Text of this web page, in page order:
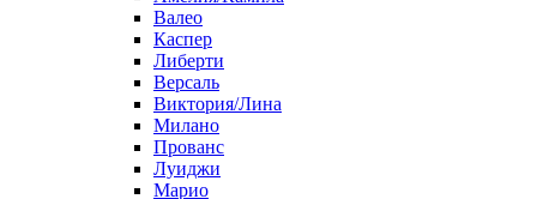
Валео
Каспер
Либерти
Версаль
Виктория/Лина
Милано
Прованс
Луиджи
Марио